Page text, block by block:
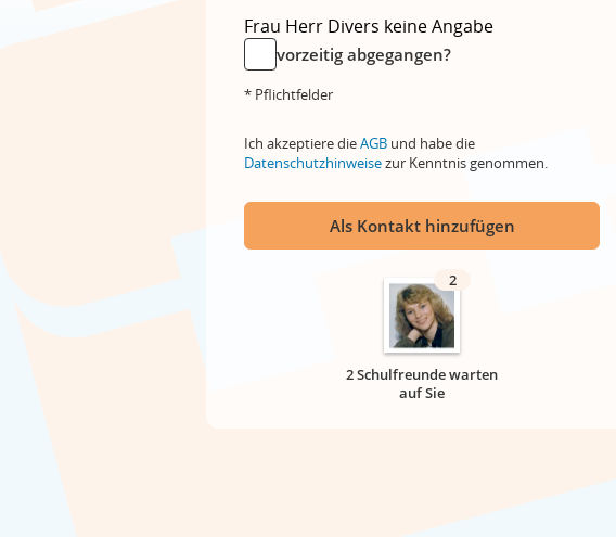
Frau Herr Divers keine Angabe
vorzeitig abgegangen?
* Pflichtfelder
Ich akzeptiere dieAGB und habe die
Datenschutzhinweisezur Kenntnis genommen.
Als Kontakt hinzufügen
2
2 Schulfreunde warten
auf Sie